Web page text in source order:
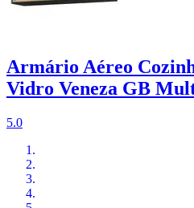
Armário Aéreo
Vidro Veneza GB
5.0